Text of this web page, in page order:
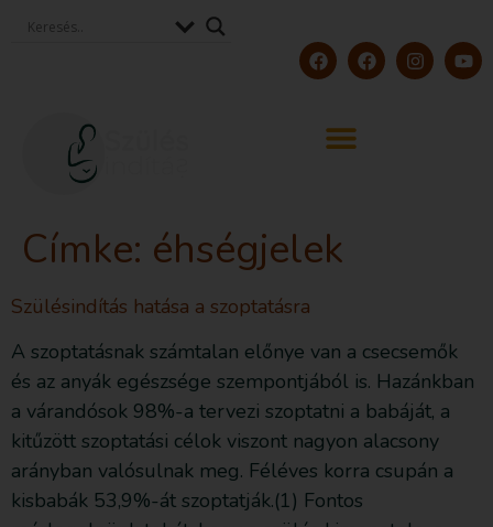
Címke: éhségjelek
Szülésindítás hatása a szoptatásra
A szoptatásnak számtalan előnye van a csecsemők
és az anyák egészsége szempontjából is. Hazánkban
a várandósok 98%-a tervezi szoptatni a babáját, a
kitűzött szoptatási célok viszont nagyon alacsony
arányban valósulnak meg. Féléves korra csupán a
kisbabák 53,9%-át szoptatják.(1) Fontos